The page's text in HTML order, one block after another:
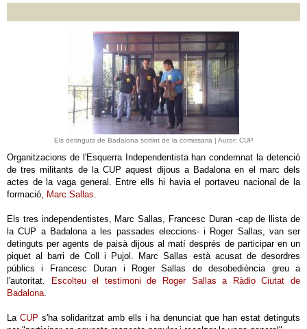
Els detinguts de Badalona sortint de la comissaria | Autor: CUP
Organitzacions de l'Esquerra Independentista han condemnat la detenció
de tres militants de la CUP aquest dijous a Badalona en el marc dels
actes de la vaga general. Entre ells hi havia el portaveu nacional de la
formació, Marc Sallas.
Els tres independentistes, Marc Sallas, Francesc Duran -cap de llista de
la CUP a Badalona a les passades eleccions- i Roger Sallas, van ser
detinguts per agents de paisà dijous al matí després de participar en un
piquet al barri de Coll i Pujol. Marc Sallas està acusat de desordres
públics i Francesc Duran i Roger Sallas de desobediència greu a
l'autoritat.
Escolteu el testimoni de Roger Sallas a Ràdio Ciutat de
Badalona.
La CUP s'ha solidaritzat amb ells i ha denunciat que han estat detinguts